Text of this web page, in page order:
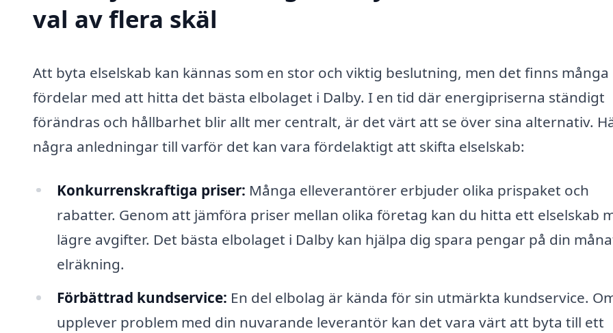
val av flera skäl
Att byta elselskab kan kännas som en stor och viktig beslutning, men det finns många
fördelar med att hitta det bästa elbolaget i Dalby. I en tid där energipriserna ständigt
förändras och hållbarhet blir allt mer centralt, är det värt att se över sina alternativ.
några anledningar till varför det kan vara fördelaktigt att skifta elselskab:
Konkurrenskraftiga priser: Många elleverantörer erbjuder olika prispaket och
rabatter. Genom att jämföra priser mellan olika företag kan du hitta ett elselskab
lägre avgifter. Det bästa elbolaget i Dalby kan hjälpa dig spara pengar på din
elräkning.
Förbättrad kundservice: En del elbolag är kända för sin utmärkta kundservice.
upplever problem med din nuvarande leverantör kan det vara värt att byta till ett